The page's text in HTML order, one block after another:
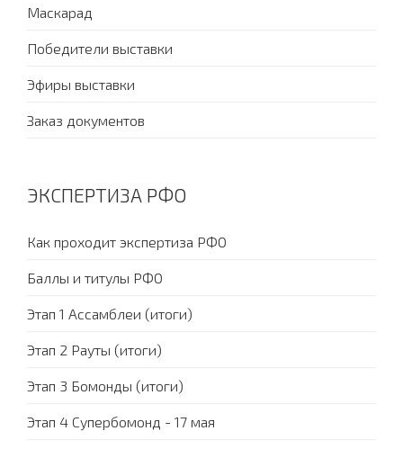
Маскарад
Победители выставки
Эфиры выставки
Заказ документов
ЭКСПЕРТИЗА РФО
Как проходит экспертиза РФО
Баллы и титулы РФО
Этап 1 Ассамблеи (итоги)
Этап 2 Рауты (итоги)
Этап 3 Бомонды (итоги)
Этап 4 Супербомонд - 17 мая